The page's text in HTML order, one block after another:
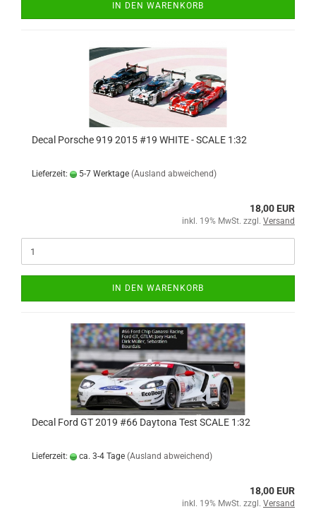
IN DEN WARENKORB
Decal Porsche 919 2015 #19 WHITE - SCALE 1:32
Lieferzeit: 5-7 Werktage (Ausland abweichend)
18,00 EUR
inkl. 19% MwSt. zzgl. Versand
IN DEN WARENKORB
Decal Ford GT 2019 #66 Daytona Test SCALE 1:32
Lieferzeit: ca. 3-4 Tage (Ausland abweichend)
18,00 EUR
inkl. 19% MwSt. zzgl. Versand